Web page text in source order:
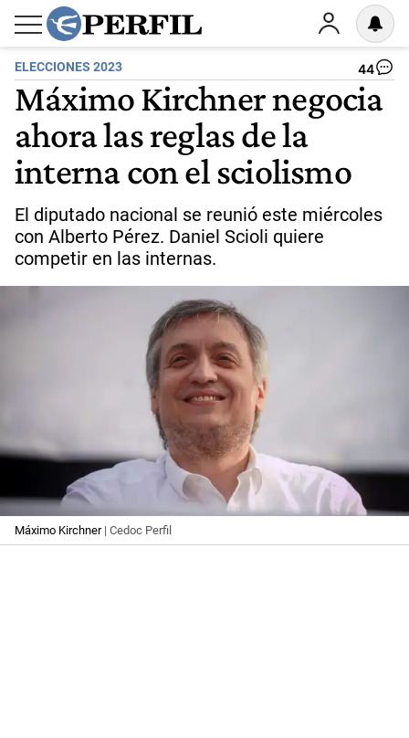
ELECCIONES 2023 44
Máximo Kirchner negocia
ahora las reglas de la
interna con el sciolismo
El diputado nacional se reunió este miércoles
con Alberto Pérez. Daniel Scioli quiere
competir en las internas.
Máximo Kirchner| Cedoc Perfil